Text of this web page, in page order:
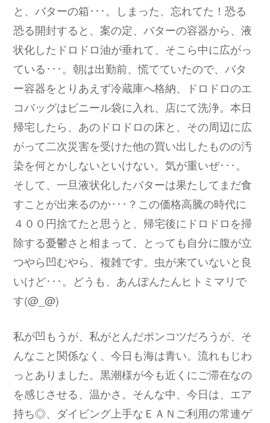
と、バターの箱･･･。しまった、忘れてた！恐る
恐る開封すると、案の定、バターの容器から、液
状化したドロドロ油が垂れて、そこら中に広がっ
ている･･･。朝は出勤前、慌てていたので、バタ
ー容器をとりあえず冷蔵庫へ格納、ドロドロのエ
コバッグはビニール袋に入れ、店にて洗浄。本日
帰宅したら、あのドロドロの床と、その周辺に広
がって二次災害を受けた他の買い出したものの汚
染を何とかしないといけない。気が重いぜ･･･。
そして、一旦液状化したバターは果たしてまだ食
すことが出来るのか･･･？この価格高騰の時代に
４００円捨てたと思うと、帰宅後にドロドロを掃
除する憂鬱さと相まって、とっても自分に腹が立
つやら凹むやら、複雑です。虫が来ていないと良
いけど･･･。どうも、あんぽんたんヒトミマリで
す(@_@)
私が凹もうが、私がとんだポンコツだろうが、そ
んなこと関係なく、今日も海は青い。流れもじわ
っとありました。黒潮様が今も近くにご滞在なの
を感じさせる、温かさ。そんな中、今日は、エア
持ち◎、ダイビング上手なＥＡＮご利用の常連ゲ